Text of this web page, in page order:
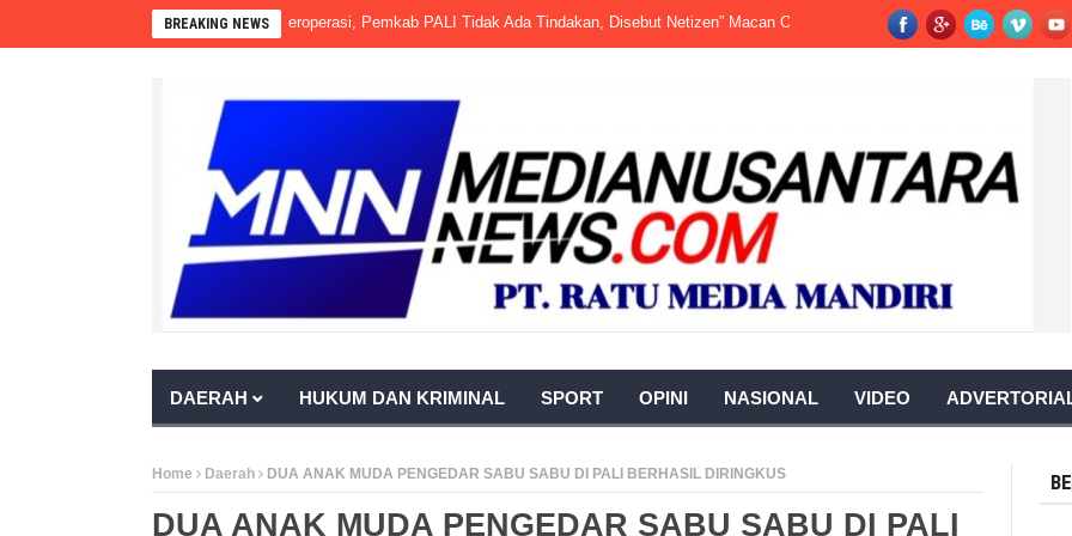
BREAKING NEWS
PKS PT Aburahmi Sudah Beroperasi, Pemkab PALI Tidak Ada Tindakan, Disebut Netizen” Macan Ompong” Kecelakaan Kerja-Terjadi di Pabrik
DAERAH HUKUM DAN KRIMINAL SPORT OPINI NASIONAL VIDEO
Home Daerah DUA ANAK MUDA PENGEDAR SABU SABU DI PALI BERHASIL DIRINGKUS
DUA ANAK MUDA PENGEDAR SABU SABU DI PALI